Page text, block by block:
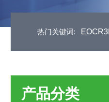
热门关键词:
产品分类